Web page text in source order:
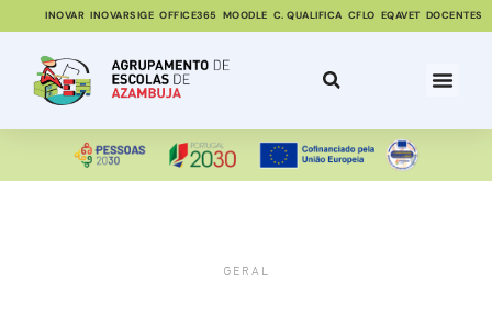
INOVAR INOVARSIGE OFFICE365 MOODLE C. QUALIFICA CFLO EQAVET DOCENTES
GERAL